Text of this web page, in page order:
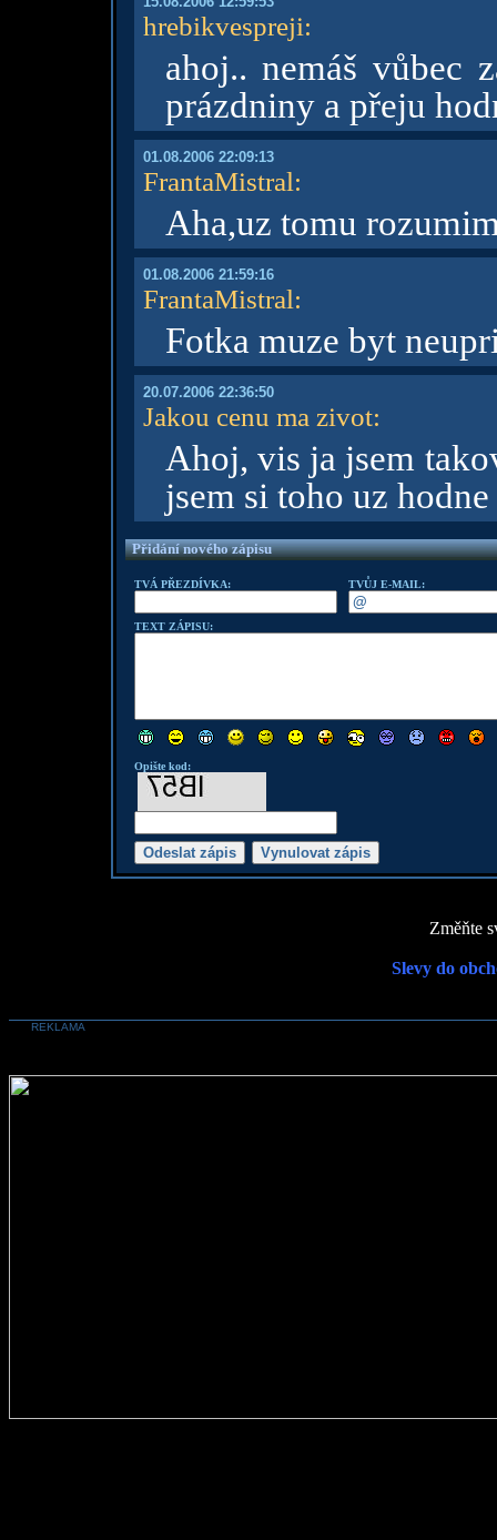
hrebikvespreji:
ahoj.. nemáš vůbec
prázdniny a přeju
01.08.2006 22:09:13
FrantaMistral:
Aha,uz tomu
01.08.2006 21:59:16
FrantaMistral:
Fotka muze byt
20.07.2006 22:36:50
Jakou cenu ma zivot:
Ahoj, vis ja jsem
jsem si toho uz
Přidání nového zápisu
TVÁ PŘEZDÍVKA: TVŮJ E-MAIL:
TEXT ZÁPISU:
Opište kod:
Změňte
Slevy do
REKLAMA